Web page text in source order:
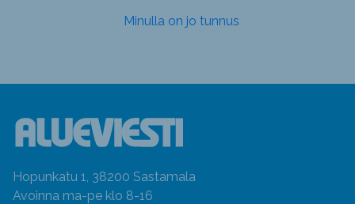
Minulla on jo tunnus
Hopunkatu 1, 38200 Sastamala
Avoinna ma-pe klo 8-16